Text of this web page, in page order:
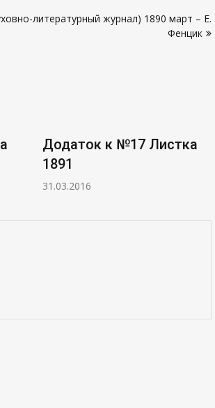
литературный журнал) 1890 март – Е.
Фенцик
Додаток к №17 Листка
1891
31.03.2016